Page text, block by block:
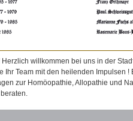
Herzlich willkommen bei uns in der
Ihr Team mit den heilenden Impulsen !
zur Homöopathie, Allopathie und